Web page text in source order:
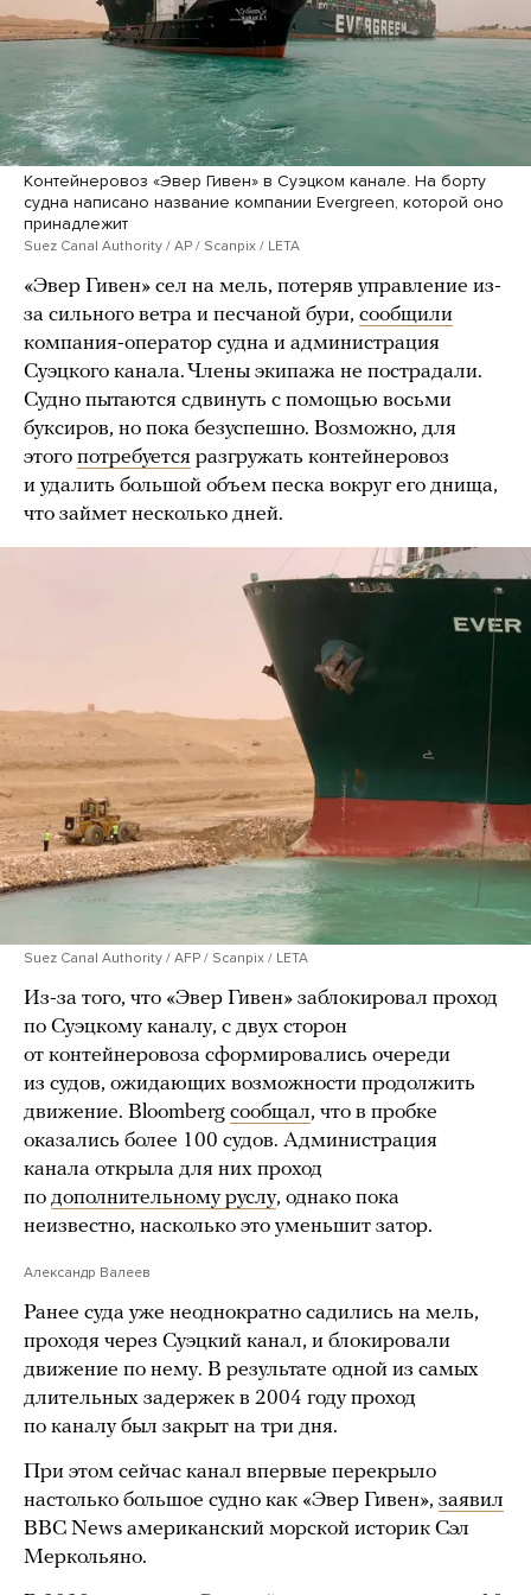
Контейнеровоз «Эвер Гивен» в Суэцком канале. На борту
судна написано название компании Evergreen, которой оно
принадлежит
Suez Canal Authority / AP / Scanpix / LETA
«Эвер Гивен» сел на мель, потеряв управление из-
за сильного ветра и песчаной бури, сообщили
компания-оператор судна и администрация
Суэцкого канала. Члены экипажа не пострадали.
Судно пытаются сдвинуть с помощью восьми
буксиров, но пока безуспешно. Возможно, для
этого потребуется разгружать контейнеровоз
и удалить большой объем песка вокруг его днища,
что займет несколько дней.
Suez Canal Authority / AFP / Scanpix / LETA
Из-за того, что «Эвер Гивен» заблокировал проход
по Суэцкому каналу, с двух сторон
от контейнеровоза сформировались очереди
из судов, ожидающих возможности продолжить
движение. Bloomberg сообщал, что в пробке
оказались более 100 судов. Администрация
канала открыла для них проход
по дополнительному руслу, однако пока
неизвестно, насколько это уменьшит затор.
Александр Валеев
Ранее суда уже неоднократно садились на мель,
проходя через Суэцкий канал, и блокировали
движение по нему. В результате одной из самых
длительных задержек в 2004 году проход
по каналу был закрыт на три дня.
При этом сейчас канал впервые перекрыло
настолько большое судно как «Эвер Гивен», заявил
BBC News американский морской историк Сэл
Меркольяно.